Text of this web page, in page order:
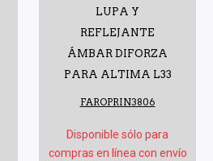
LUPA Y
REFLEJANTE
ÁMBAR DIFORZA
PARA ALTIMA L33
FAROPRIN3806
Disponible sólo para
compras en línea con envío